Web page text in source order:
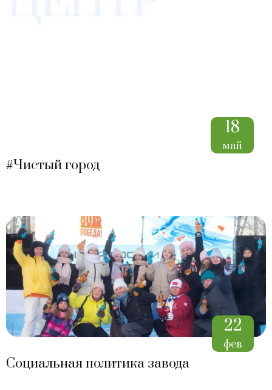
18
май
#Чистый город
22
фев
Социальная политика завода